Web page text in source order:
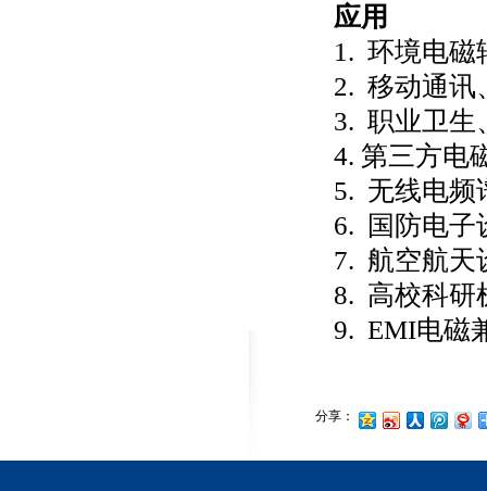
应用
1. 环境电磁
2. 移动通讯
3. 职业卫生
4. 第三方电
5. 无线电频
6. 国防电子
7. 航空航天
8. 高校科研
9. EMI电磁
分享：